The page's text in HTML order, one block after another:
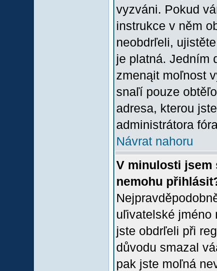
vyzváni. Pokud
instrukce v něm
neobdrľeli,
je platná. Jedním
zmenąit moľnost
snaľí pouze
adresa, kterou
administrátora
Návrat nahoru
V minulosti jsem
nemohu
uľivatelské jméno
jste obdrľeli při
důvodu smazal
pak jste moľná